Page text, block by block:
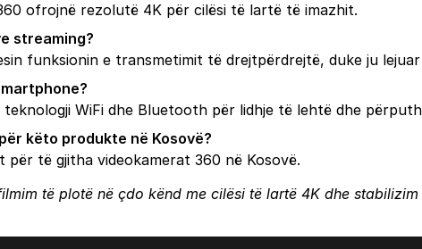
ofrojnë rezolutë 4K për cilësi të lartë të imazhit.
streaming?
funksionin e transmetimit të drejtpërdrejtë, duke ju
WiFi dhe Bluetooth për lidhje të lehtë dhe
këto produkte në Kosovë?
të gjitha videokamerat 360 në Kosovë.
të plotë në çdo kënd me cilësi të lartë 4K dhe